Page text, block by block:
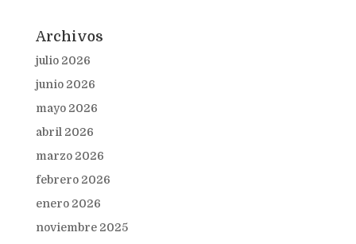
Archivos
julio 2026
junio 2026
mayo 2026
abril 2026
marzo 2026
febrero 2026
enero 2026
noviembre 2025